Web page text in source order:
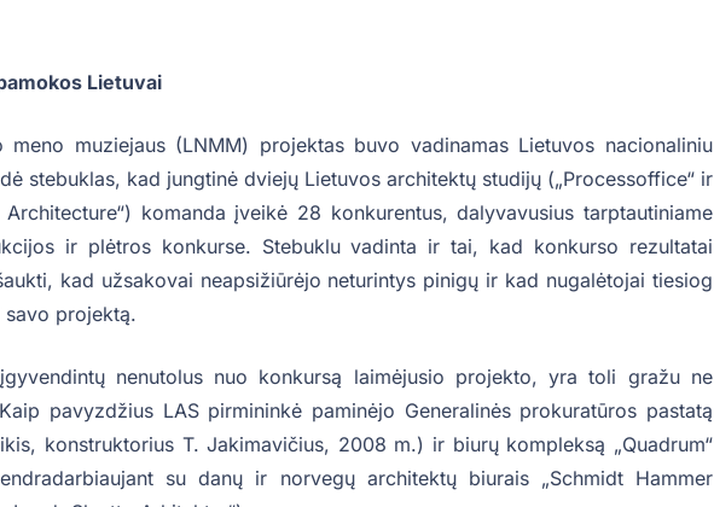
Lietuvai
meno muziejaus (LNMM) projektas buvo vadinamas Lietuvos nacionaliniu
stebuklas, kad jungtinė dviejų Lietuvos architektų studijų („Processoffice“ ir
Architecture“) komanda įveikė 28 konkurentus, dalyvavusius tarptautiniame
ir plėtros konkurse. Stebuklu vadinta ir tai, kad konkurso rezultatai
kad užsakovai neapsižiūrėjo neturintys pinigų ir kad nugalėtojai tiesiog
projektą.
nenutolus nuo konkursą laimėjusio projekto, yra toli gražu ne
pavyzdžius LAS pirmininkė paminėjo Generalinės prokuratūros pastatą
konstruktorius T. Jakimavičius, 2008 m.) ir biurų kompleksą „Quadrum“
su danų ir norvegų architektų biurais „Schmidt Hammer